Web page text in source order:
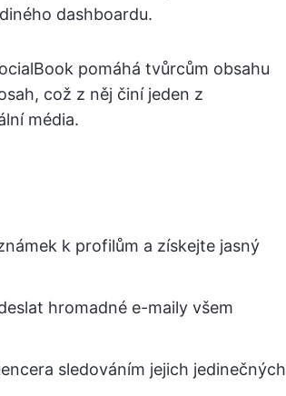
dashboardu.
pomáhá tvůrcům obsahu
což z něj činí jeden z
média.
k profilům a získejte jasný
hromadné e-maily všem
sledováním jejich jedinečných